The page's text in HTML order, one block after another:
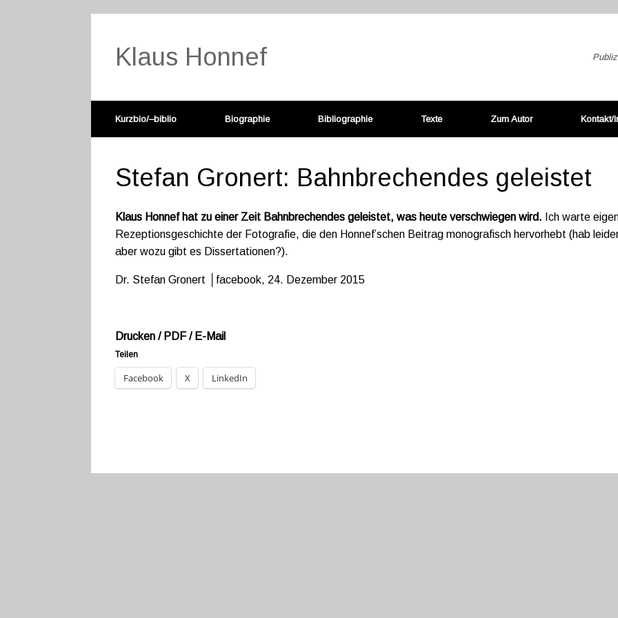
Klaus Honnef
Kurzbio/–biblio Biographie Bibliographie Texte Zum Autor Kontakt/
Stefan Gronert: Bahnbrechendes geleistet
Klaus Honnef hat zu einer Zeit Bahnbrechendes geleistet, was heute verschwiegen wird. Ich warte
Rezeptionsgeschichte der Fotografie, die den Honnef’schen Beitrag monografisch hervorhebt (hab
aber wozu gibt es Dissertationen?).
Dr. Stefan Gronert │facebook, 24. Dezember 2015
Drucken / PDF / E-Mail
Teilen
Facebook X LinkedIn